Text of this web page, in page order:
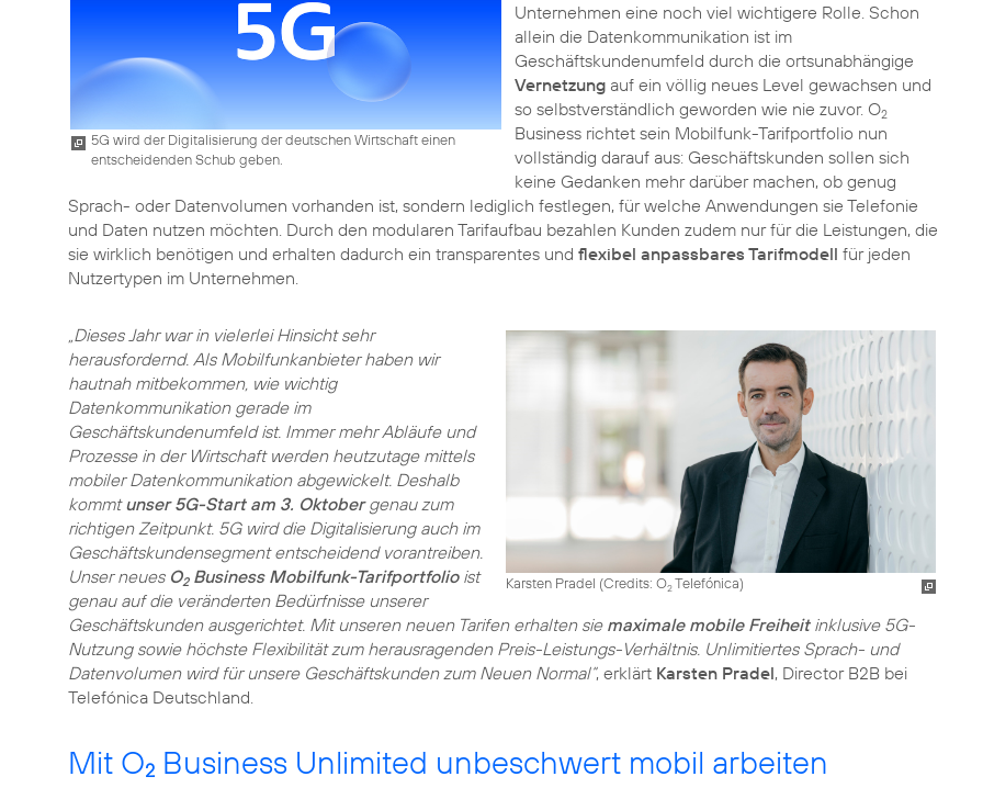
5G wird der Digitalisierung der deutschen Wirtschaft einen
entscheidenden Schub geben.
Unternehmen eine noch viel wichtigere Rolle. Schon
allein die Datenkommunikation ist im
Geschäftskundenumfeld durch die ortsunabhängige
Vernetzungauf ein völlig neues Level gewachsen und
so selbstverständlich geworden wie nie zuvor. O2
Business richtet sein Mobilfunk-Tarifportfolio nun
vollständig darauf aus: Geschäftskunden sollen sich
keine Gedanken mehr darüber machen, ob genug
Sprach- oder Datenvolumen vorhanden ist, sondern lediglich festlegen, für welche Anwendungen sie Telefonie
und Daten nutzen möchten. Durch den modularen Tarifaufbau bezahlen Kunden zudem nur für die Leistungen, die
sie wirklich benötigen und erhalten dadurch ein transparentes und flexibel anpassbares Tarifmodell für jeden
Nutzertypen im Unternehmen.
Karsten Pradel (Credits: O2Telefónica)
„Dieses Jahr war in vielerlei Hinsicht sehr
herausfordernd. Als Mobilfunkanbieter haben wir
hautnah mitbekommen, wie wichtig
Datenkommunikation gerade im
Geschäftskundenumfeld ist. Immer mehr Abläufe und
Prozesse in der Wirtschaft werden heutzutage mittels
mobiler Datenkommunikation abgewickelt. Deshalb
kommtunser 5G-Start am 3. Oktobergenau zum
richtigen Zeitpunkt. 5G wird die Digitalisierung auch im
Geschäftskundensegment entscheidend vorantreiben.
Unser neues O2Business Mobilfunk-Tarifportfolioist
genau auf die veränderten Bedürfnisse unserer
Geschäftskunden ausgerichtet. Mit unseren neuen Tarifen erhalten sie maximale mobile Freiheitinklusive 5G-
Nutzung sowie höchste Flexibilität zum herausragenden Preis-Leistungs-Verhältnis. Unlimitiertes Sprach- und
Datenvolumen wird für unsere Geschäftskunden zum Neuen Normal“, erklärt Karsten Pradel, Director B2B bei
Telefónica Deutschland.
Mit O2 Business Unlimited unbeschwert mobil arbeiten